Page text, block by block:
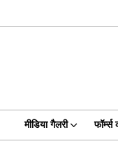
मीडिया गैलरी फॉर्म्स